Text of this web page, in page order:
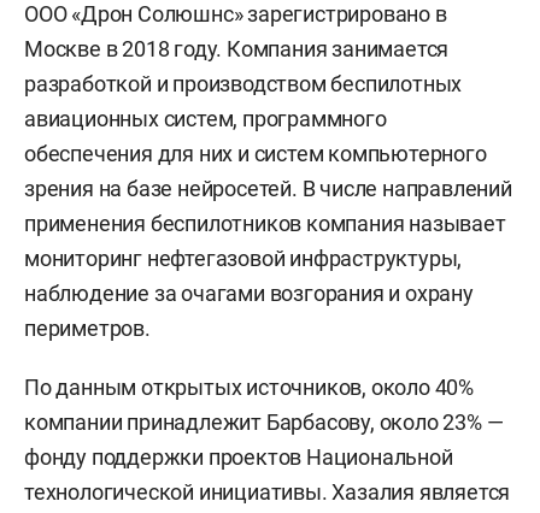
ООО «Дрон Солюшнс» зарегистрировано в
Москве в 2018 году. Компания занимается
разработкой и производством беспилотных
авиационных систем, программного
обеспечения для них и систем компьютерного
зрения на базе нейросетей. В числе направлений
применения беспилотников компания называет
мониторинг нефтегазовой инфраструктуры,
наблюдение за очагами возгорания и охрану
периметров.
По данным открытых источников, около 40%
компании принадлежит Барбасову, около 23% —
фонду поддержки проектов Национальной
технологической инициативы. Хазалия является